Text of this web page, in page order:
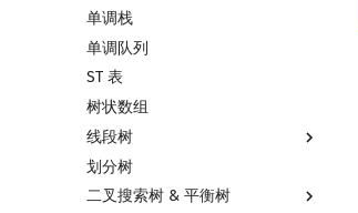
二叉堆
配对堆
左偏树
分块思想
块状数组
块状链表
树分块
Sqrt Tree
单调栈
单调队列
ST 表
树状数组
线段树
线段树基础
线段树合并 & 分裂
划分树
二叉搜索树 & 平衡树